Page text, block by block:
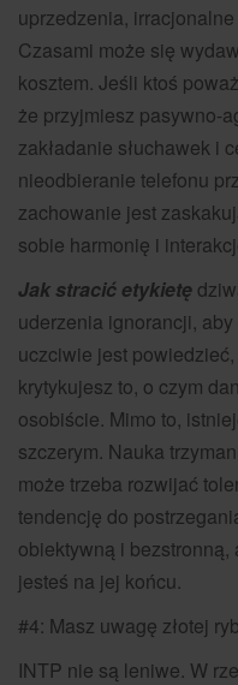
uprzedzenia,
Czasami może się
kosztem. Jeśli ktoś
że przyjmiesz pasywno-
zakładanie słuchawek i
nieodbieranie telefonu
zachowanie jest
sobie harmonię i
Jak stracić etykietę
uderzenia ignorancji, aby
uczciwie jest
krytykujesz to, o czym
osobiście. Mimo to,
szczerym. Nauka
może trzeba rozwijać
tendencję do
obiektywną i
jesteś na jej końcu.
#4: Masz uwagę złotej
INTP nie są leniwe. W